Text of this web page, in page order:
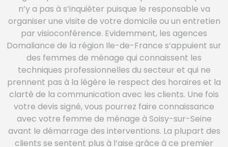
n’y a pas à s’inquiéter puisque le responsable va
organiser une visite de votre domicile ou un entretien
par visioconférence. Evidemment, les agences
Domaliance de la région Ile-de-France s’appuient sur
des femmes de ménage qui connaissent les
techniques professionnelles du secteur et qui ne
prennent pas à la légère le respect des horaires et la
clarté de la communication avec les clients. Une fois
votre devis signé, vous pourrez faire connaissance
avec votre femme de ménage à Soisy-sur-Seine
avant le démarrage des interventions. La plupart des
clients se sentent plus à l’aise grâce à ce premier